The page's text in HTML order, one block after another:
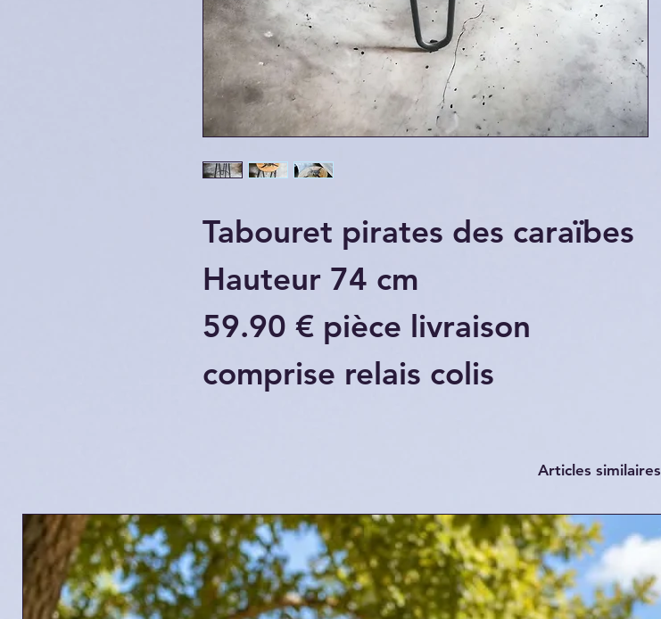
Tabouret pirates des caraïbes
Hauteur 74 cm
59.90 € pièce livraison
comprise relais colis
Articles similaires